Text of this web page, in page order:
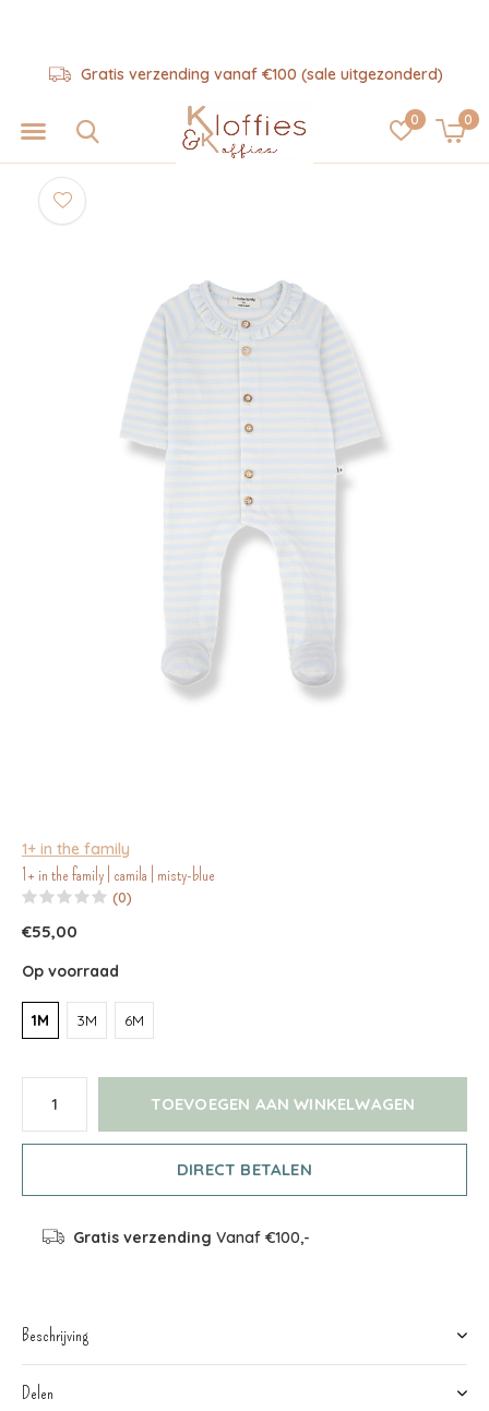
0 0
Gratis verzending vanaf €100 (sale uitgezonderd)
1+ in the family
1+ in the family | camila | misty-blue
(0)
€55,00
Op voorraad
1M 3M 6M
TOEVOEGEN AAN WINKELWAGEN
DIRECT BETALEN
Gratis verzending Vanaf €100,-
Beschrijving
Delen